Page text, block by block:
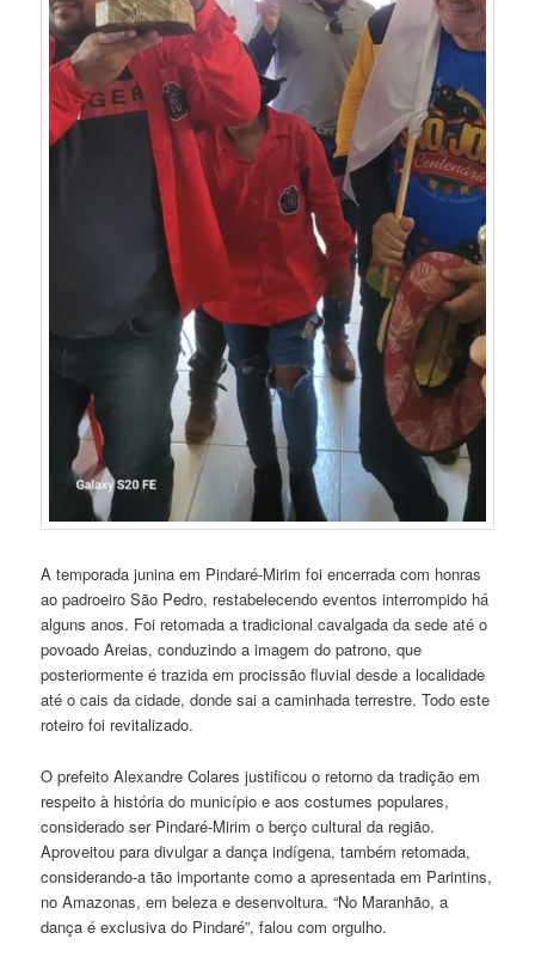
A temporada junina em Pindaré-Mirim foi encerrada com honras
ao padroeiro São Pedro, restabelecendo eventos interrompido há
alguns anos. Foi retomada a tradicional cavalgada da sede até o
povoado Areias, conduzindo a imagem do patrono, que
posteriormente é trazida em procissão fluvial desde a localidade
até o cais da cidade, donde sai a caminhada terrestre. Todo este
roteiro foi revitalizado.
O prefeito Alexandre Colares justificou o retorno da tradição em
respeito à história do município e aos costumes populares,
considerado ser Pindaré-Mirim o berço cultural da região.
Aproveitou para divulgar a dança indígena, também retomada,
considerando-a tão importante como a apresentada em Parintins,
no Amazonas, em beleza e desenvoltura. “No Maranhão, a
dança é exclusiva do Pindaré”, falou com orgulho.